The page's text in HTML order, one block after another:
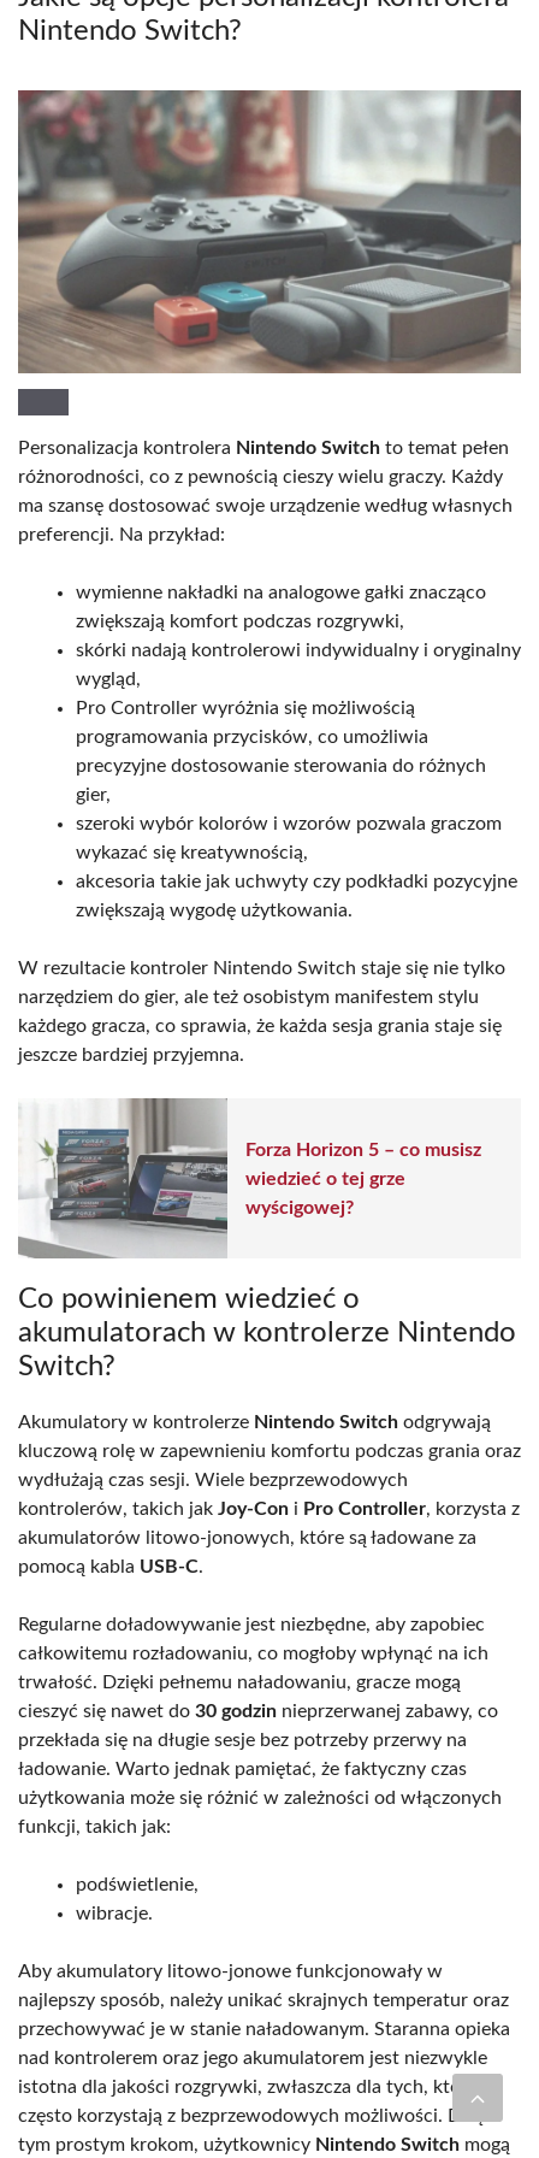
Nintendo Switch?
Personalizacja kontrolera Nintendo Switch to temat pełen
różnorodności, co z pewnością cieszy wielu graczy. Każdy
ma szansę dostosować swoje urządzenie według własnych
preferencji. Na przykład:
wymienne nakładki na analogowe gałki znacząco
zwiększają komfort podczas rozgrywki,
skórki nadają kontrolerowi indywidualny i oryginalny
wygląd,
Pro Controller wyróżnia się możliwością
programowania przycisków, co umożliwia
precyzyjne dostosowanie sterowania do różnych
gier,
szeroki wybór kolorów i wzorów pozwala graczom
wykazać się kreatywnością,
akcesoria takie jak uchwyty czy podkładki pozycyjne
zwiększają wygodę użytkowania.
W rezultacie kontroler Nintendo Switch staje się nie tylko
narzędziem do gier, ale też osobistym manifestem stylu
każdego gracza, co sprawia, że każda sesja grania staje się
jeszcze bardziej przyjemna.
Forza Horizon 5 – co musisz
wiedzieć o tej grze
wyścigowej?
Co powinienem wiedzieć o
akumulatorach w kontrolerze Nintendo
Switch?
Akumulatory w kontrolerze Nintendo Switch odgrywają
kluczową rolę w zapewnieniu komfortu podczas grania oraz
wydłużają czas sesji. Wiele bezprzewodowych
kontrolerów, takich jak Joy-Con i Pro Controller, korzysta z
akumulatorów litowo-jonowych, które są ładowane za
pomocą kabla USB-C.
Regularne doładowywanie jest niezbędne, aby zapobiec
całkowitemu rozładowaniu, co mogłoby wpłynąć na ich
trwałość. Dzięki pełnemu naładowaniu, gracze mogą
cieszyć się nawet do 30 godzin nieprzerwanej zabawy, co
przekłada się na długie sesje bez potrzeby przerwy na
ładowanie. Warto jednak pamiętać, że faktyczny czas
użytkowania może się różnić w zależności od włączonych
funkcji, takich jak:
podświetlenie,
wibracje.
Aby akumulatory litowo-jonowe funkcjonowały w
najlepszy sposób, należy unikać skrajnych temperatur oraz
przechowywać je w stanie naładowanym. Staranna opieka
nad kontrolerem oraz jego akumulatorem jest niezwykle
istotna dla jakości rozgrywki, zwłaszcza dla tych, którzy
często korzystają z bezprzewodowych możliwości. Dzięki
tym prostym krokom, użytkownicy Nintendo Switch mogą